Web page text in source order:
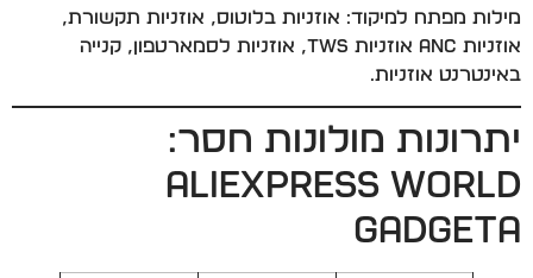
מילות מפתח למיקוד: אוזניות בלוטוס, אוזניות תקשורת,
אוזניות ANC אוזניות TWS, אוזניות לסמארטפון, קנייה
באינטרנט אוזניות.
יתרונות מולונות חסר:
AliExpress World
Gadgeta